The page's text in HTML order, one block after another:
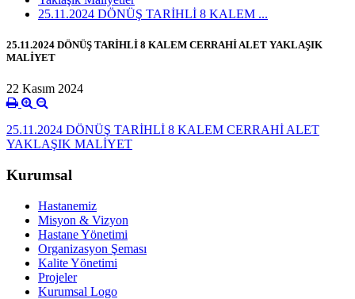
25.11.2024 DÖNÜŞ TARİHLİ 8 KALEM ...
25.11.2024 DÖNÜŞ TARİHLİ 8 KALEM CERRAHİ ALET YAKLAŞIK
MALİYET
22 Kasım 2024
25.11.2024 DÖNÜŞ TARİHLİ 8 KALEM CERRAHİ ALET
YAKLAŞIK MALİYET
Kurumsal
Hastanemiz
Misyon & Vizyon
Hastane Yönetimi
Organizasyon Şeması
Kalite Yönetimi
Projeler
Kurumsal Logo